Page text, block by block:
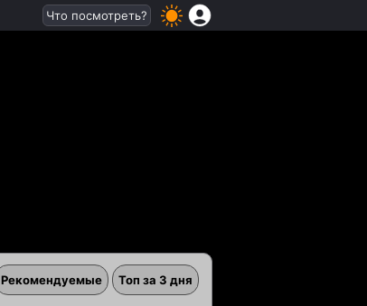
Рекомендуемые Топ за 3 дня
Что посмотреть?